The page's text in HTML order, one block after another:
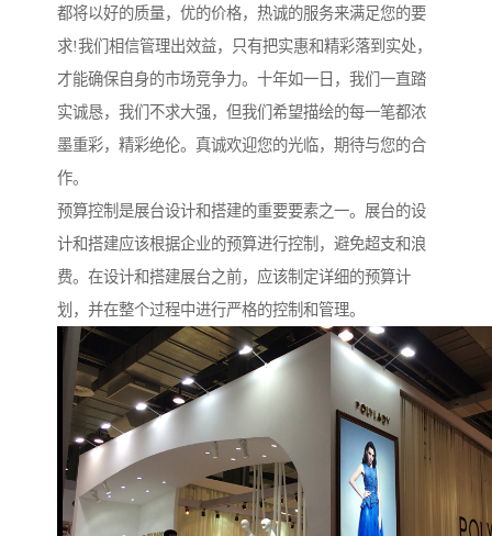
都将以好的质量，优的价格，热诚的服务来满足您的要
求!我们相信管理出效益，只有把实惠和精彩落到实处，
才能确保自身的市场竞争力。十年如一日，我们一直踏
实诚恳，我们不求大强，但我们希望描绘的每一笔都浓
墨重彩，精彩绝伦。真诚欢迎您的光临，期待与您的合
作。
预算控制是展台设计和搭建的重要要素之一。展台的设
计和搭建应该根据企业的预算进行控制，避免超支和浪
费。在设计和搭建展台之前，应该制定详细的预算计
划，并在整个过程中进行严格的控制和管理。